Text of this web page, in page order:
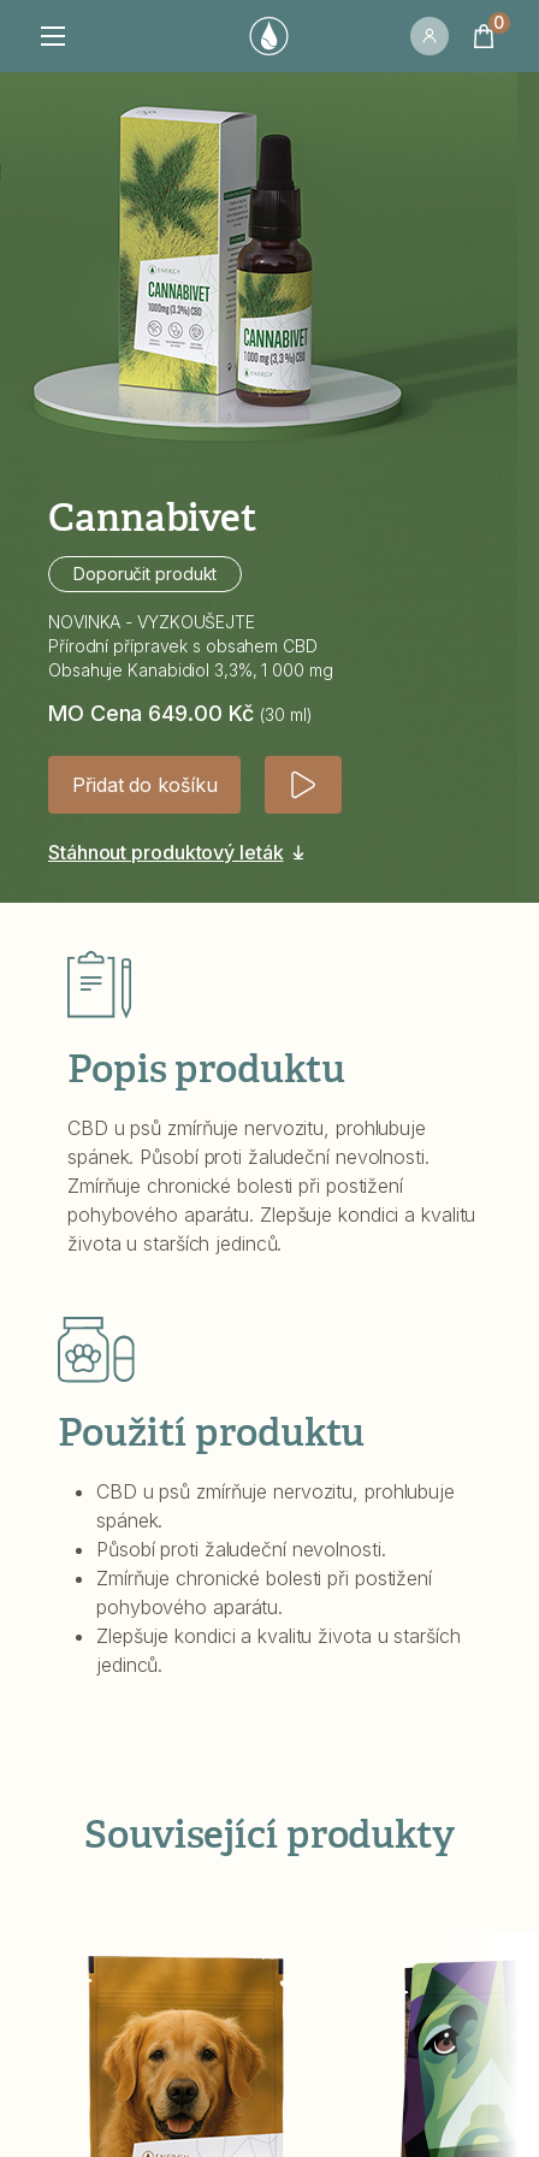
0
Cannabivet
Doporučit produkt
NOVINKA - VYZKOUŠEJTE
Přírodní přípravek s obsahem CBD
Obsahuje Kanabidiol 3,3%, 1 000 mg
MO Cena 649.00 Kč (30 ml)
Přidat do košíku
Stáhnout produktový leták
Popis produktu
CBD u psů zmírňuje nervozitu, prohlubuje
spánek. Působí proti žaludeční nevolnosti.
Zmírňuje chronické bolesti při postižení
pohybového aparátu. Zlepšuje kondici a kvalitu
života u starších jedinců.
Použití produktu
CBD u psů zmírňuje nervozitu, prohlubuje
spánek.
Působí proti žaludeční nevolnosti.
Zmírňuje chronické bolesti při postižení
pohybového aparátu.
Zlepšuje kondici a kvalitu života u starších
jedinců.
Související produkty